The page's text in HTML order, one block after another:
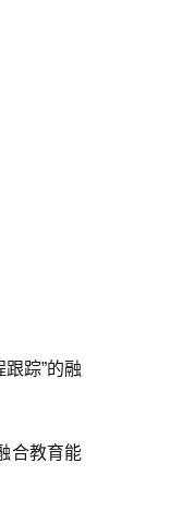
踪”的融
合教育能